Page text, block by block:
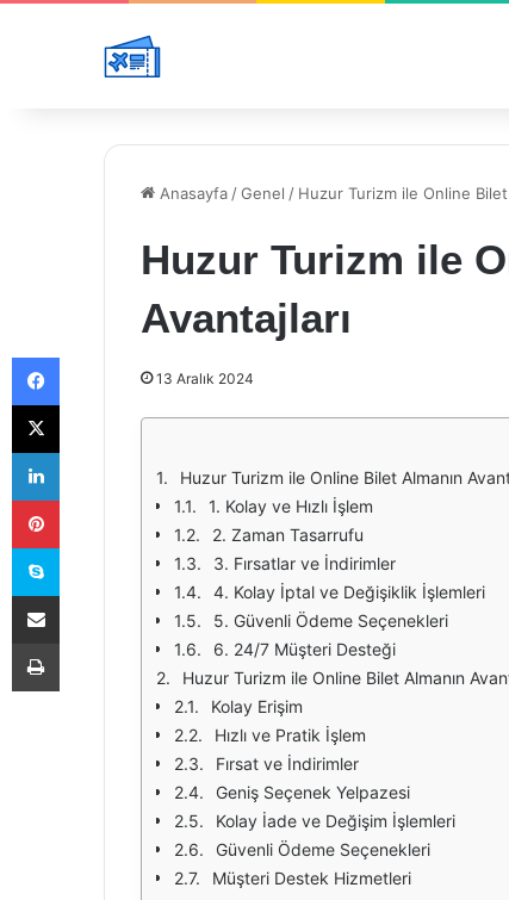
Anasayfa /Genel / Huzur Turizm ile Online Bilet
Huzur Turizm ile
Avantajları
13 Aralık 2024
Huzur Turizm ile Online Bilet Almanın
1. Kolay ve Hızlı İşlem
2. Zaman Tasarrufu
3. Fırsatlar ve İndirimler
4. Kolay İptal ve Değişiklik İşlemleri
5. Güvenli Ödeme Seçenekleri
6. 24/7 Müşteri Desteği
Huzur Turizm ile Online Bilet Almanın
Kolay Erişim
Hızlı ve Pratik İşlem
Fırsat ve İndirimler
Geniş Seçenek Yelpazesi
Kolay İade ve Değişim İşlemleri
Güvenli Ödeme Seçenekleri
Müşteri Destek Hizmetleri
Facebook
X
LinkedIn
Pinterest
Skype
E-Posta ile paylaş